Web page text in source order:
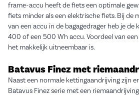
frame-accu heeft de fiets een optimale
fiets minder als een elektrische fiets. Bij de
van een accu in de bagagedrager heb je de
400 of een 500 Wh accu. Voordeel van
het makkelijk uitneembaar is.
Batavus Finez met
Naast een normale kettingaandrijving zijn
Batavus Finez serie met een